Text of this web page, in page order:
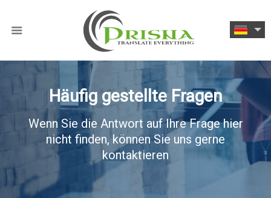
Häufig gestellte Fragen
Wenn Sie die Antwort auf Ihre Frage hier
nicht finden, können Sie uns gerne
kontaktieren